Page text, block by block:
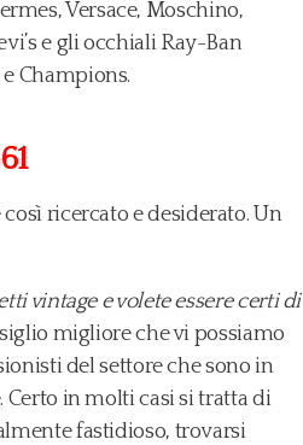
Versace, Moschino,
e gli occhiali Ray-Ban
Champions.
ricercato e desiderato. Un
vintage e volete essere certi di
migliore che vi possiamo
del settore che sono in
in molti casi si tratta di
fastidioso, trovarsi